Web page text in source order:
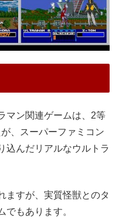
マン関連ゲームは、2等
、スーパーファミコン
込んだリアルなウルトラ
ますが、実質怪獣とのタ
でもあります。